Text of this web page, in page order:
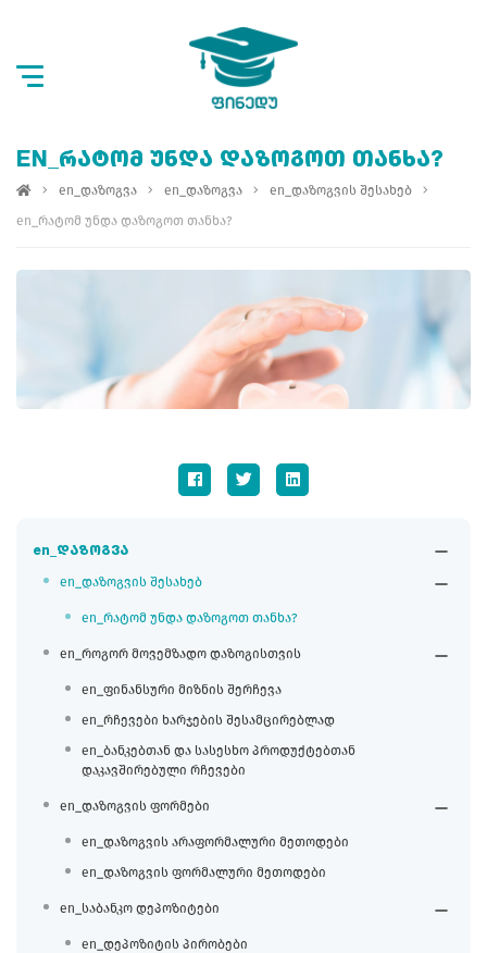
en_დაზოგვა
en_დაზოგვის შესახებ
en_რატომ უნდა დაზოგოთ თანხა?
en_როგორ მოვემზადო დაზოგისთვის
en_ფინანსური მიზნის შერჩევა
en_რჩევები ხარჯების შესამცირებლად
en_ბანკებთან და სასესხო პროდუქტებთან
დაკავშირებული რჩევები
en_დაზოგვის ფორმები
en_დაზოგვის არაფორმალური მეთოდები
en_დაზოგვის ფორმალური მეთოდები
en_საბანკო დეპოზიტები
en_დეპოზიტის პირობები
EN_ᲠᲐᲢᲝᲛ ᲣᲜᲓᲐ ᲓᲐᲖᲝᲒᲝᲗ ᲗᲐᲜᲮᲐ?
en_დაზოგვა en_დაზოგვა
en_დაზოგვის შესახებ
en_რატომ უნდა დაზოგოთ თანხა?